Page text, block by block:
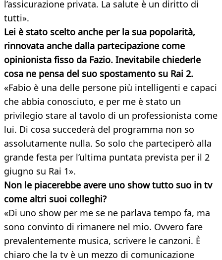
l’assicurazione privata. La salute è un diritto di
tutti».
Lei è stato scelto anche per la sua popolarità,
rinnovata anche dalla partecipazione come
opinionista fisso da Fazio. Inevitabile chiederle
cosa ne pensa del suo spostamento su Rai 2.
«Fabio è una delle persone più intelligenti e capaci
che abbia conosciuto, e per me è stato un
privilegio stare al tavolo di un professionista come
lui. Di cosa succederà del programma non so
assolutamente nulla. So solo che parteciperò alla
grande festa per l’ultima puntata prevista per il 2
giugno su Rai 1».
Non le piacerebbe avere uno show tutto suo in tv
come altri suoi colleghi?
«Di uno show per me se ne parlava tempo fa, ma
sono convinto di rimanere nel mio. Ovvero fare
prevalentemente musica, scrivere le canzoni. È
chiaro che la tv è un mezzo di comunicazione